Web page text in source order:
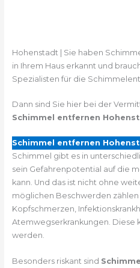
Hohenstadt | Sie haben
in Ihrem Haus erkannt und
Spezialisten für die
Dann sind Sie hier bei der
Schimmel entfernen
Schimmel entfernen
Schimmel gibt es in
sein Gefahrenpotential auf die
kann. Und das ist nicht ohne
möglichen Beschwerden
Kopfschmerzen,
Atemwegserkrankungen. Diese
werden.
Besonders riskant sind